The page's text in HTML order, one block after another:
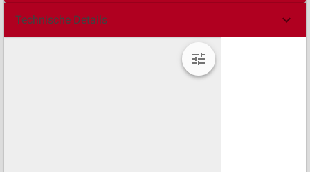
Technische Details